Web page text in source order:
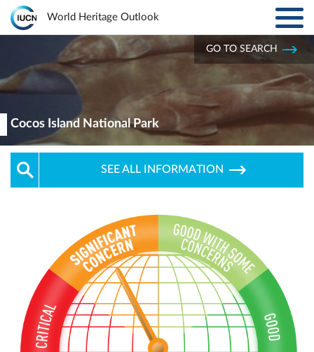
Skip to main content
World Heritage Outlook
Main
navigation
ABOUT
EXPLORE SITES
RESULTS
RESOURCES
PARTNERS
LOG IN
Select
GO TO SEARCH
Cocos Island National Park
SEE ALL INFORMATION